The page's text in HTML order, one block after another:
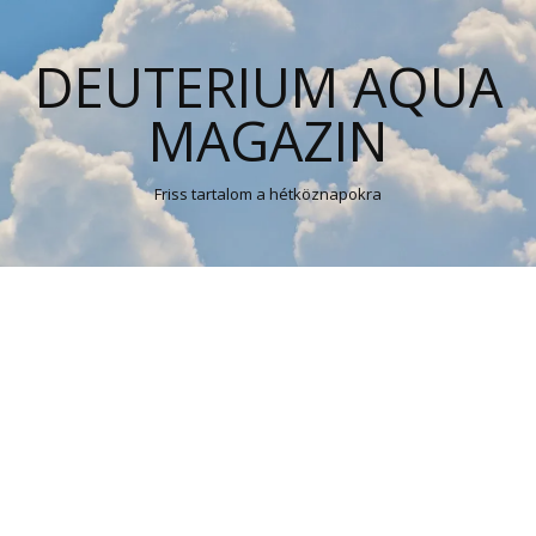
DEUTERIUM AQUA
MAGAZIN
Friss tartalom a hétköznapokra